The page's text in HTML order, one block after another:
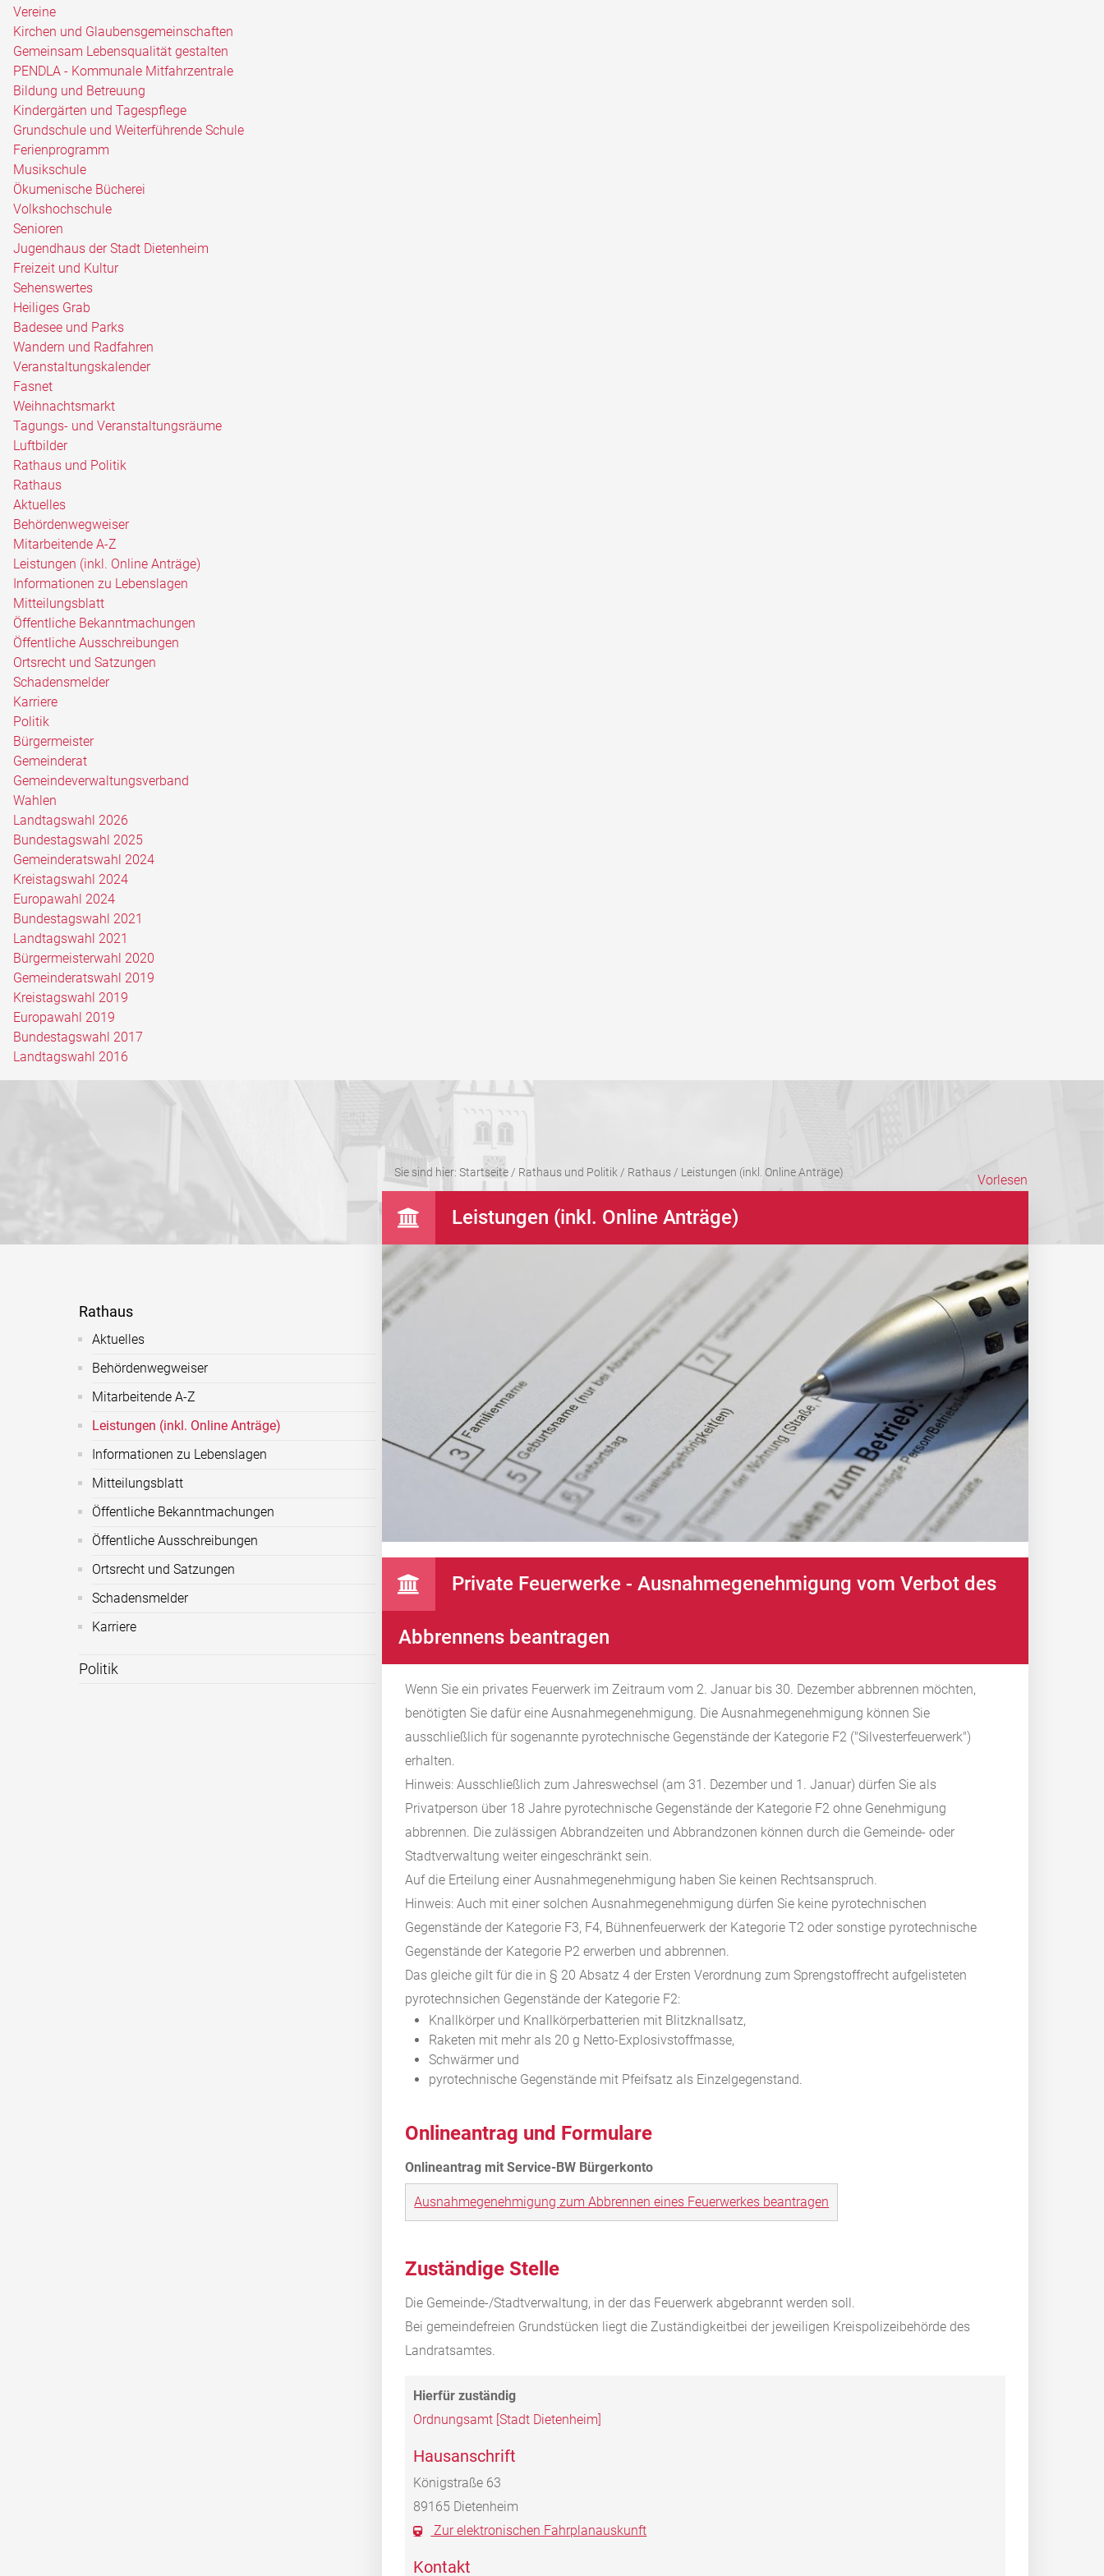
Vereine
Kirchen und Glaubensgemeinschaften
Gemeinsam Lebensqualität gestalten
PENDLA - Kommunale Mitfahrzentrale
Bildung und Betreuung
Kindergärten und Tagespflege
Grundschule und Weiterführende Schule
Ferienprogramm
Musikschule
Ökumenische Bücherei
Volkshochschule
Senioren
Jugendhaus der Stadt Dietenheim
Freizeit und Kultur
Sehenswertes
Heiliges Grab
Badesee und Parks
Wandern und Radfahren
Veranstaltungskalender
Fasnet
Weihnachtsmarkt
Tagungs- und Veranstaltungsräume
Luftbilder
Rathaus und Politik
Rathaus
Aktuelles
Behördenwegweiser
Mitarbeitende A-Z
Leistungen (inkl. Online Anträge)
Informationen zu Lebenslagen
Mitteilungsblatt
Öffentliche Bekanntmachungen
Öffentliche Ausschreibungen
Ortsrecht und Satzungen
Schadensmelder
Karriere
Politik
Bürgermeister
Gemeinderat
Gemeindeverwaltungsverband
Wahlen
Landtagswahl 2026
Bundestagswahl 2025
Gemeinderatswahl 2024
Kreistagswahl 2024
Europawahl 2024
Bundestagswahl 2021
Landtagswahl 2021
Bürgermeisterwahl 2020
Gemeinderatswahl 2019
Kreistagswahl 2019
Europawahl 2019
Bundestagswahl 2017
Landtagswahl 2016
Sie sind hier: Startseite/ Rathaus und Politik / Rathaus/ Leistungen (inkl. Online Anträge) Vorlesen
Rathaus
Aktuelles
Behördenwegweiser
Mitarbeitende A-Z
Leistungen (inkl. Online Anträge)
Informationen zu Lebenslagen
Mitteilungsblatt
Öffentliche Bekanntmachungen
Öffentliche Ausschreibungen
Ortsrecht und Satzungen
Schadensmelder
Karriere
Politik
Leistungen (inkl. Online Anträge)
Private Feuerwerke - Ausnahmegenehmigung vom Verbot des
Abbrennens beantragen
Wenn Sie ein privates Feuerwerk im Zeitraum vom 2. Januar bis 30. Dezember abbrennen möchten,
benötigten Sie dafür eine Ausnahmegenehmigung. Die Ausnahmegenehmigung können Sie
ausschließlich für sogenannte pyrotechnische Gegenstände der Kategorie F2 ("Silvesterfeuerwerk")
erhalten.
Hinweis: Ausschließlich zum Jahreswechsel (am 31. Dezember und 1. Januar) dürfen Sie als
Privatperson über 18 Jahre pyrotechnische Gegenstände der Kategorie F2 ohne Genehmigung
abbrennen. Die zulässigen Abbrandzeiten und Abbrandzonen können durch die Gemeinde- oder
Stadtverwaltung weiter eingeschränkt sein.
Auf die Erteilung einer Ausnahmegenehmigung haben Sie keinen Rechtsanspruch.
Hinweis: Auch mit einer solchen Ausnahmegenehmigung dürfen Sie keine pyrotechnischen
Gegenstände der Kategorie F3, F4, Bühnenfeuerwerk der Kategorie T2 oder sonstige pyrotechnische
Gegenstände der Kategorie P2 erwerben und abbrennen.
Das gleiche gilt für die in § 20 Absatz 4 der Ersten Verordnung zum Sprengstoffrecht aufgelisteten
pyrotechnsichen Gegenstände der Kategorie F2:
Knallkörper und Knallkörperbatterien mit Blitzknallsatz,
Raketen mit mehr als 20 g Netto-Explosivstoffmasse,
Schwärmer und
pyrotechnische Gegenstände mit Pfeifsatz als Einzelgegenstand.
Onlineantrag und Formulare
Ausnahmegenehmigung zum Abbrennen eines Feuerwerkes beantragen
Zuständige Stelle
Die Gemeinde-/Stadtverwaltung, in der das Feuerwerk abgebrannt werden soll.
Bei gemeindefreien Grundstücken liegt die Zuständigkeitbei der jeweiligen Kreispolizeibehörde des
Landratsamtes.
Ordnungsamt [Stadt Dietenheim]
Hausanschrift
Königstraße 63
89165 Dietenheim
Zur elektronischen Fahrplanauskunft
Kontakt